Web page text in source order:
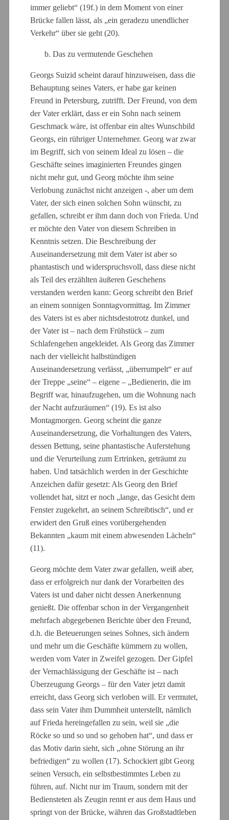
immer geliebt“ (19f.) in dem Moment von einer
Brücke fallen lässt, als „ein geradezu unendlicher
Verkehr“ über sie geht (20).
b. Das zu vermutende Geschehen
Georgs Suizid scheint darauf hinzuweisen, dass die
Behauptung seines Vaters, er habe gar keinen
Freund in Petersburg, zutrifft. Der Freund, von dem
der Vater erklärt, dass er ein Sohn nach seinem
Geschmack wäre, ist offenbar ein altes Wunschbild
Georgs, ein rühriger Unternehmer. Georg war zwar
im Begriff, sich von seinem Ideal zu lösen – die
Geschäfte seines imaginierten Freundes gingen
nicht mehr gut, und Georg möchte ihm seine
Verlobung zunächst nicht anzeigen -, aber um dem
Vater, der sich einen solchen Sohn wünscht, zu
gefallen, schreibt er ihm dann doch von Frieda. Und
er möchte den Vater von diesem Schreiben in
Kenntnis setzen. Die Beschreibung der
Auseinandersetzung mit dem Vater ist aber so
phantastisch und widerspruchsvoll, dass diese nicht
als Teil des erzählten äußeren Geschehens
verstanden werden kann: Georg schreibt den Brief
an einem sonnigen Sonntagvormittag. Im Zimmer
des Vaters ist es aber nichtsdestotrotz dunkel, und
der Vater ist – nach dem Frühstück – zum
Schlafengehen angekleidet. Als Georg das Zimmer
nach der vielleicht halbstündigen
Auseinandersetzung verlässt, „überrumpelt“ er auf
der Treppe „seine“ – eigene – „Bedienerin, die im
Begriff war, hinaufzugehen, um die Wohnung nach
der Nacht aufzuräumen“ (19). Es ist also
Montagmorgen. Georg scheint die ganze
Auseinandersetzung, die Vorhaltungen des Vaters,
dessen Bettung, seine phantastische Auferstehung
und die Verurteilung zum Ertrinken, geträumt zu
haben. Und tatsächlich werden in der Geschichte
Anzeichen dafür gesetzt: Als Georg den Brief
vollendet hat, sitzt er noch „lange, das Gesicht dem
Fenster zugekehrt, an seinem Schreibtisch“, und er
erwidert den Gruß eines vorübergehenden
Bekannten „kaum mit einem abwesenden Lächeln“
(11).
Georg möchte dem Vater zwar gefallen, weiß aber,
dass er erfolgreich nur dank der Vorarbeiten des
Vaters ist und daher nicht dessen Anerkennung
genießt. Die offenbar schon in der Vergangenheit
mehrfach abgegebenen Berichte über den Freund,
d.h. die Beteuerungen seines Sohnes, sich ändern
und mehr um die Geschäfte kümmern zu wollen,
werden vom Vater in Zweifel gezogen. Der Gipfel
der Vernachlässigung der Geschäfte ist – nach
Überzeugung Georgs – für den Vater jetzt damit
erreicht, dass Georg sich verloben will. Er vermutet,
dass sein Vater ihm Dummheit unterstellt, nämlich
auf Frieda hereingefallen zu sein, weil sie „die
Röcke so und so und so gehoben hat“, und dass er
das Motiv darin sieht, sich „ohne Störung an ihr
befriedigen“ zu wollen (17). Schockiert gibt Georg
seinen Versuch, ein selbstbestimmtes Leben zu
führen, auf. Nicht nur im Traum, sondern mit der
Bediensteten als Zeugin rennt er aus dem Haus und
springt von der Brücke, währen das Großstadtleben